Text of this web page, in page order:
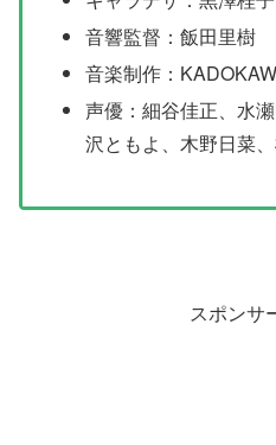
音響監督：飯田里樹
音楽制作：
声優：細谷佳正、水
沢ともよ、木野日菜
スポンサ